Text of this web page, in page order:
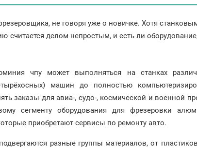
не говоря уже о новичке. Хотя
делом непростым, и есть ли
чпу может выполняться на станках
машин до полностью
заказы для авиа-, судо-, космической и военной
сегменту оборудования для фрезеровки
приобретают сервисы по ремонту авто.
разные группы материалов, от